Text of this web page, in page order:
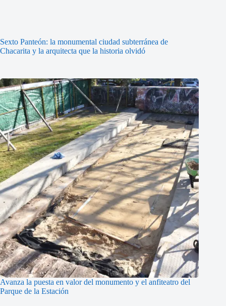
Sexto Panteón: la monumental ciudad subterránea de
Chacarita y la arquitecta que la historia olvidó
Avanza la puesta en valor del monumento y el anfiteatro del
Parque de la Estación